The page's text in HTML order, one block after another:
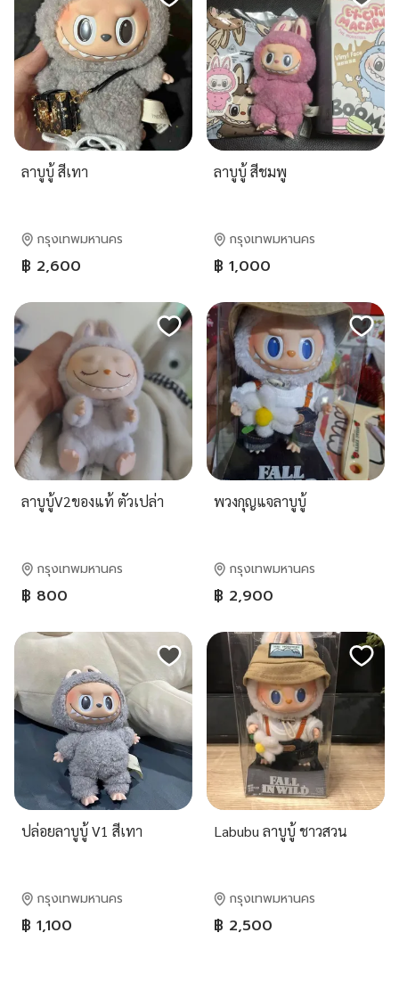
ลาบูบู้ สีเทา
กรุงเทพมหานคร
฿ 2,600
ลาบูบู้ สีชมพู
กรุงเทพมหานคร
฿ 1,000
ลาบูบู้V2ของแท้ ตัวเปล่า
กรุงเทพมหานคร
฿ 800
พวงกุญแจลาบูบู้
กรุงเทพมหานคร
฿ 2,900
ปล่อยลาบูบู้ V1 สีเทา
กรุงเทพมหานคร
฿ 1,100
Labubu ลาบูบู้ ชาวสวน
กรุงเทพมหานคร
฿ 2,500